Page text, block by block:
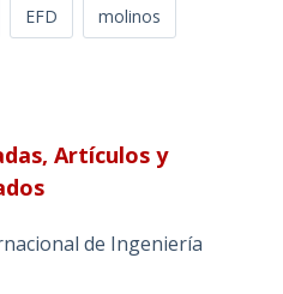
EFD molinos
Artículos y
de Ingeniería